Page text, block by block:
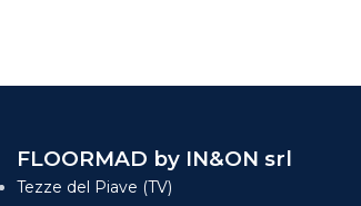
FLOORMAD by IN&ON srl
Tezze del Piave (TV)